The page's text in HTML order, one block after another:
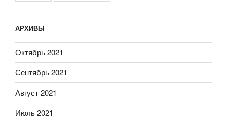
АРХИВЫ
Октябрь 2021
Сентябрь 2021
Август 2021
Июль 2021